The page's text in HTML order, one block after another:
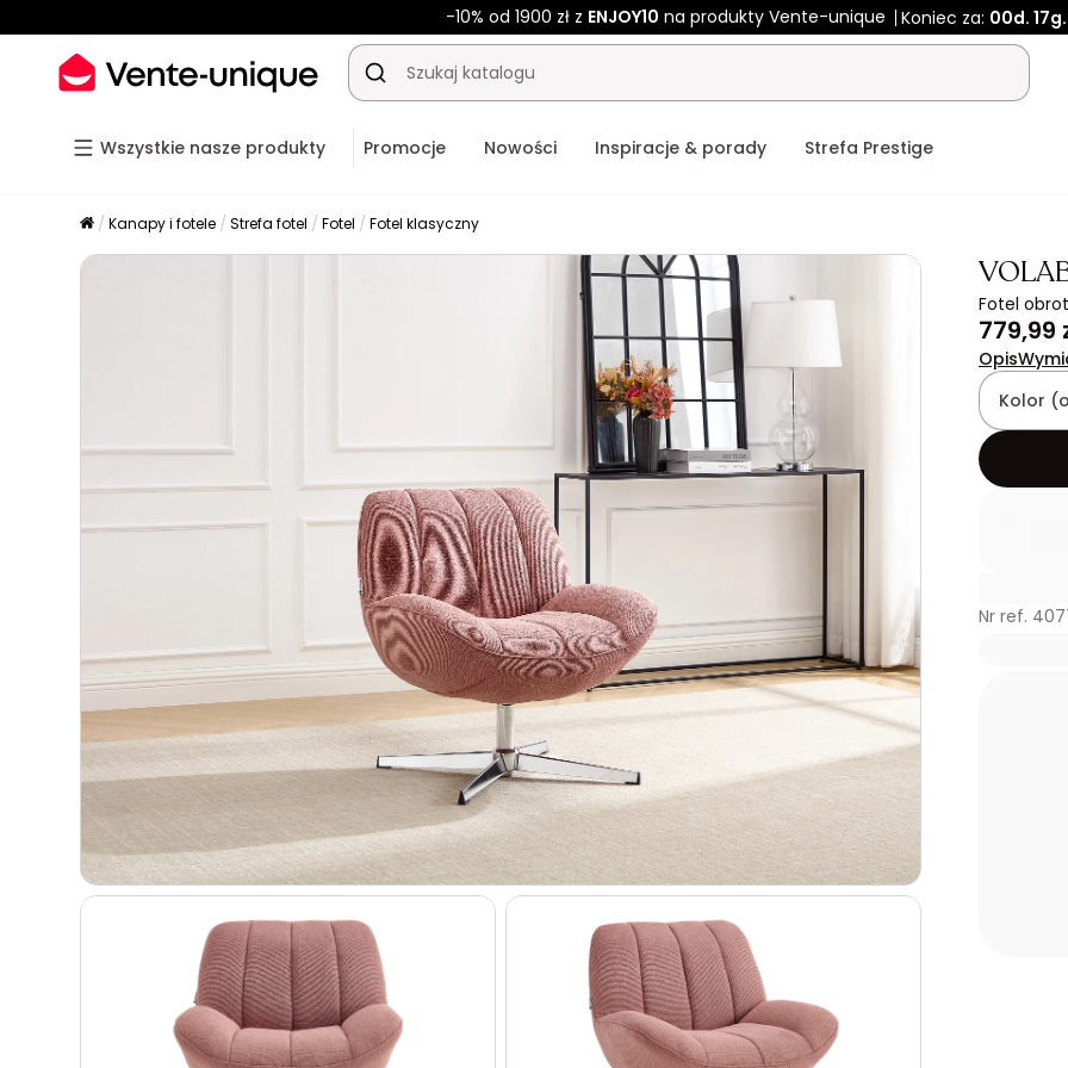
-10% od 1900 zł zENJOY10 na produkty Vente-unique Koniec za:00d. 17g.
Wszystkie nasze produkty Promocje Nowości Inspiracje & porady Strefa Prestige
Kanapy i fotele Strefa fotel Fotel Fotel klasyczny
Fotel
779,99
Opis
Kolor
Nr ref.